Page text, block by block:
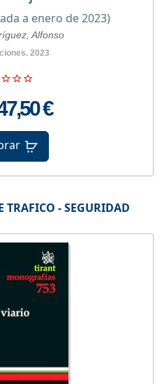
a enero de 2023)
Alfonso
2023
€
TRAFICO - SEGURIDAD